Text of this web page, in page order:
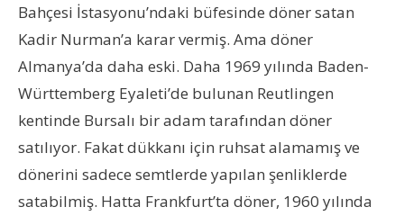
Bahçesi İstasyonu’ndaki büfesinde döner satan
Kadir Nurman’a karar vermiş. Ama döner
Almanya’da daha eski. Daha 1969 yılında Baden-
Württemberg Eyaleti’de bulunan Reutlingen
kentinde Bursalı bir adam tarafından döner
satılıyor. Fakat dükkanı için ruhsat alamamış ve
dönerini sadece semtlerde yapılan şenliklerde
satabilmiş. Hatta Frankfurt’ta döner, 1960 yılında